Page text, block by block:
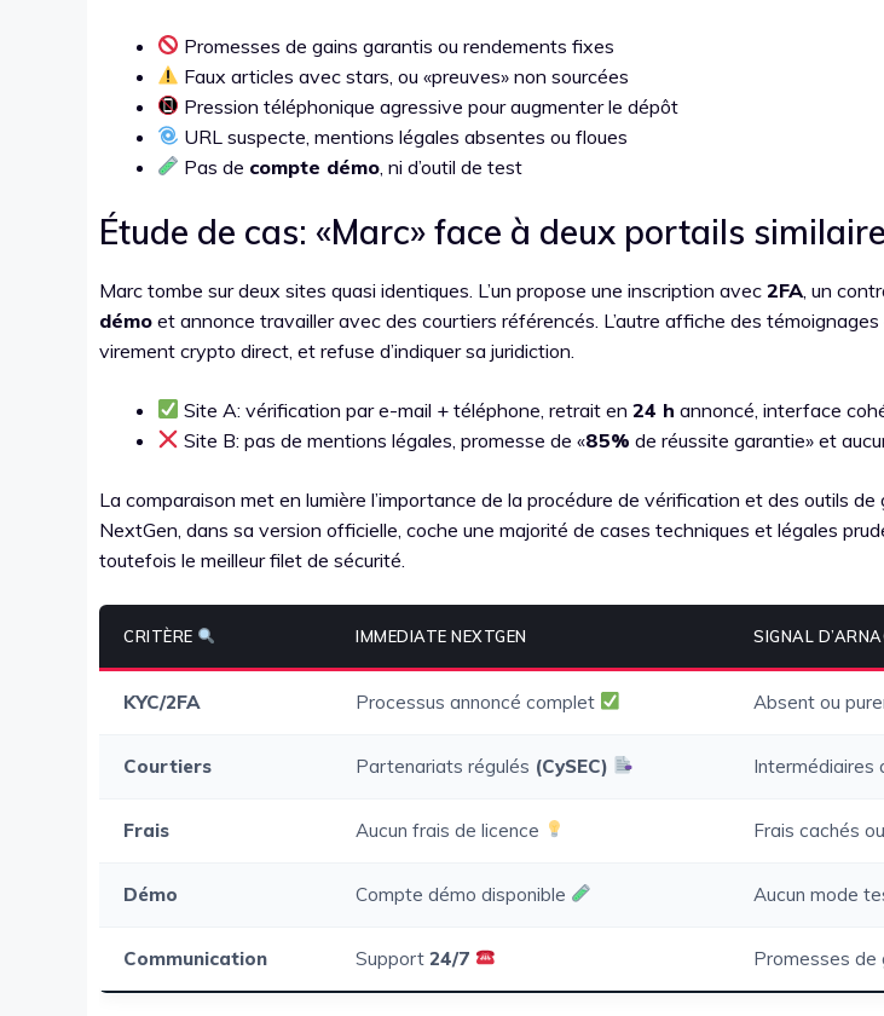
Promesses de gains garantis ou rendements fixes
Faux articles avec stars, ou «preuves» non sourcées
Pression téléphonique agressive pour augmenter le dépôt
URL suspecte, mentions légales absentes ou floues
Pas de compte démo , ni d’outil de test
Étude de cas: «Marc» face à deux portails
Marc tombe sur deux sites quasi identiques. L’un propose une inscription avec 2FA , un
démo et annonce travailler avec des courtiers référencés. L’autre affiche des
virement crypto direct, et refuse d’indiquer sa juridiction.
Site A: vérification par e-mail + téléphone, retrait en24 h annoncé, interface
Site B: pas de mentions légales, promesse de «85% de réussite garantie» et
La comparaison met en lumière l’importance de la procédure de vérification et des outils
NextGen, dans sa version officielle, coche une majorité de cases techniques et légales
toutefois le meilleur filet de sécurité.
CRITÈRE IMMEDIATE NEXTGEN SIGNAL
KYC/2FA Processus annoncé complet Absent ou
Courtiers Partenariats régulés (CySEC) Intermédiaires
Frais Aucun frais de licence Frais cachés
Démo Compte démo disponible Aucun mode
Communication Support 24/7 Promesses de